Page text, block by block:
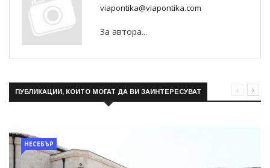
viapontika@viapontika.com
За автора...
ПУБЛИКАЦИИ, КОИТО МОГАТ ДА ВИ ЗАИНТЕРЕСУВАТ
НЕСЕБЪР